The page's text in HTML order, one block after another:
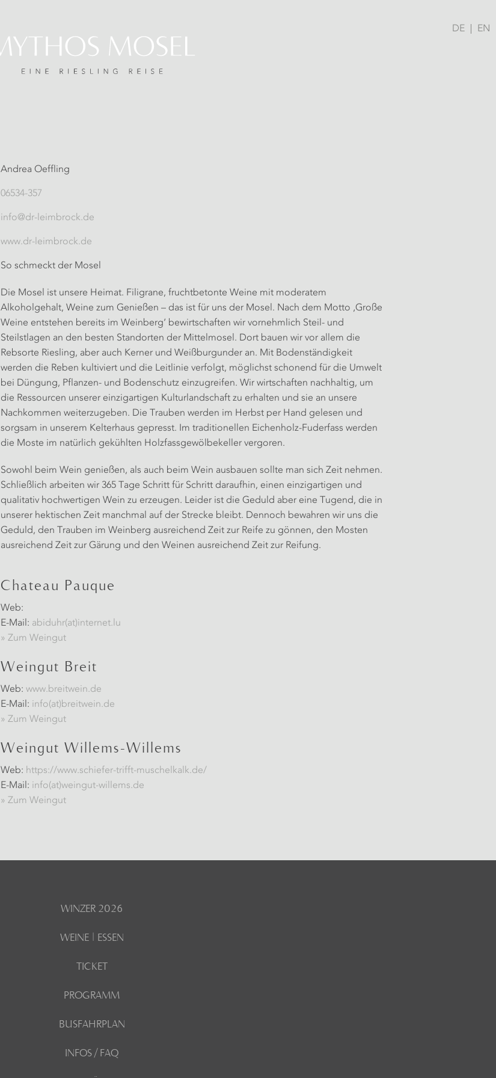
DE EN
Andrea Oeffling
06534-357
info@dr-leimbrock.de
www.dr-leimbrock.de
So schmeckt der Mosel
Die Mosel ist unsere Heimat. Filigrane, fruchtbetonte Weine mit moderatem
Alkoholgehalt, Weine zum Genießen – das ist für uns der Mosel. Nach dem Motto ‚Große
Weine entstehen bereits im Weinberg‘ bewirtschaften wir vornehmlich Steil- und
Steilstlagen an den besten Standorten der Mittelmosel. Dort bauen wir vor allem die
Rebsorte Riesling, aber auch Kerner und Weißburgunder an. Mit Bodenständigkeit
werden die Reben kultiviert und die Leitlinie verfolgt, möglichst schonend für die Umwelt
bei Düngung, Pflanzen- und Bodenschutz einzugreifen. Wir wirtschaften nachhaltig, um
die Ressourcen unserer einzigartigen Kulturlandschaft zu erhalten und sie an unsere
Nachkommen weiterzugeben. Die Trauben werden im Herbst per Hand gelesen und
sorgsam in unserem Kelterhaus gepresst. Im traditionellen Eichenholz-Fuderfass werden
die Moste im natürlich gekühlten Holzfassgewölbekeller vergoren.
Sowohl beim Wein genießen, als auch beim Wein ausbauen sollte man sich Zeit nehmen.
Schließlich arbeiten wir 365 Tage Schritt für Schritt daraufhin, einen einzigartigen und
qualitativ hochwertigen Wein zu erzeugen. Leider ist die Geduld aber eine Tugend, die in
unserer hektischen Zeit manchmal auf der Strecke bleibt. Dennoch bewahren wir uns die
Geduld, den Trauben im Weinberg ausreichend Zeit zur Reife zu gönnen, den Mosten
ausreichend Zeit zur Gärung und den Weinen ausreichend Zeit zur Reifung.
Chateau Pauque
Web:
E-Mail: abiduhr(at)internet.lu
» Zum Weingut
Weingut Breit
Web:www.breitwein.de
E-Mail: info(at)breitwein.de
» Zum Weingut
Weingut Willems-Willems
Web: https://www.schiefer-trifft-muschelkalk.de/
E-Mail: info(at)weingut-willems.de
» Zum Weingut
WINZER 2026
WEINE | ESSEN
TICKET
PROGRAMM
BUSFAHRPLAN
INFOS / FAQ